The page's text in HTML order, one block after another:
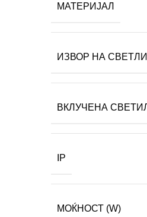
МАТЕРИЈАЛ
ИЗВОР НА
ВКЛУЧЕНА
IP
МОЌНОСТ (W)